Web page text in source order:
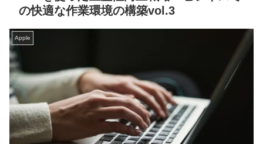
の快適な作業環境の構築vol.3
Apple